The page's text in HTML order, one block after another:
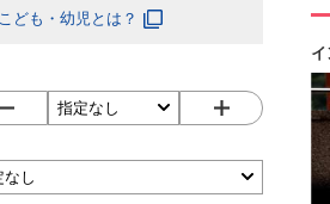
こども・幼児とは？